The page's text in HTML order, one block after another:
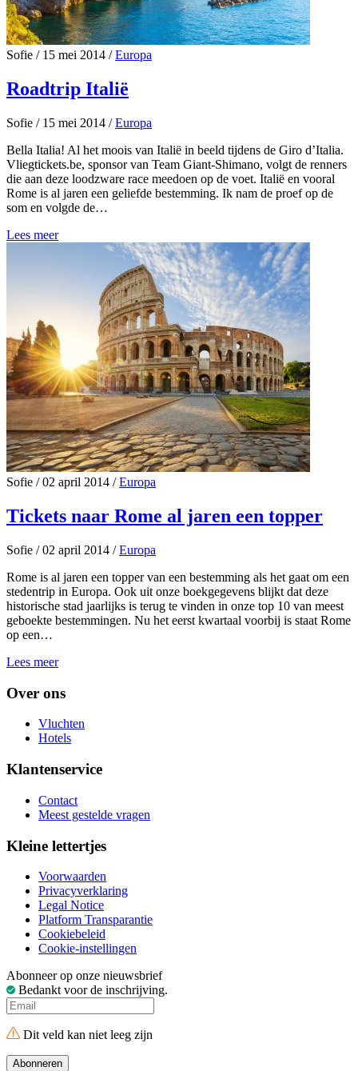
Sofie /15 mei 2014 / Europa
Roadtrip Italië
Sofie /15 mei 2014 / Europa
Bella Italia! Al het moois van Italië in beeld tijdens de Giro d’Italia.
Vliegtickets.be, sponsor van Team Giant-Shimano, volgt de renners
die aan deze loodzware race meedoen op de voet. Italië en vooral
Rome is al jaren een geliefde bestemming. Ik nam de proef op de
som en volgde de…
Lees meer
Sofie /02 april 2014 / Europa
Tickets naar Rome al jaren een topper
Sofie /02 april 2014 / Europa
Rome is al jaren een topper van een bestemming als het gaat om een
stedentrip in Europa. Ook uit onze boekgegevens blijkt dat deze
historische stad jaarlijks is terug te vinden in onze top 10 van meest
geboekte bestemmingen. Nu het eerst kwartaal voorbij is staat Rome
op een…
Lees meer
Over ons
Vluchten
Hotels
Klantenservice
Contact
Meest gestelde vragen
Kleine lettertjes
Voorwaarden
Privacyverklaring
Legal Notice
Platform Transparantie
Cookiebeleid
Cookie-instellingen
Abonneer op onze nieuwsbrief
Bedankt voor de inschrijving.
Dit veld kan niet leeg zijn
Abonneren